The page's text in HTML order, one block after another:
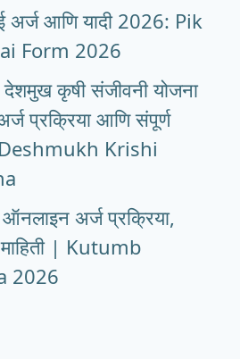
अर्ज आणि यादी 2026: Pik
Form 2026
देशमुख कृषी संजीवनी योजना
प्रक्रिया आणि संपूर्ण
Deshmukh Krishi
अर्ज प्रक्रिया,
माहिती | Kutumb
2026